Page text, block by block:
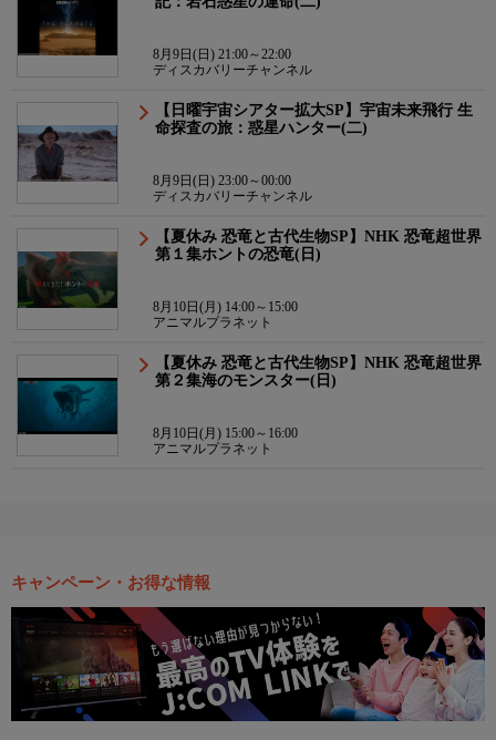
8月9日(日) 21:00～22:00
ディスカバリーチャンネル
【日曜宇宙シアター拡大SP】宇宙未来飛行 生
命探査の旅：惑星ハンター(二)
8月9日(日) 23:00～00:00
ディスカバリーチャンネル
【夏休み 恐竜と古代生物SP】NHK 恐竜超世界
第１集ホントの恐竜(日)
8月10日(月) 14:00～15:00
アニマルプラネット
【夏休み 恐竜と古代生物SP】NHK 恐竜超世界
第２集海のモンスター(日)
8月10日(月) 15:00～16:00
アニマルプラネット
キャンペーン・お得な情報